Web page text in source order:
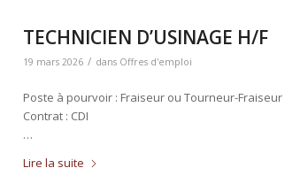
TECHNICIEN D’USINAGE H/F
19 mars 2026 / dans Offres d'emploi
Poste à pourvoir : Fraiseur ou Tourneur-Fraiseur
Contrat : CDI
…
Lire la suite